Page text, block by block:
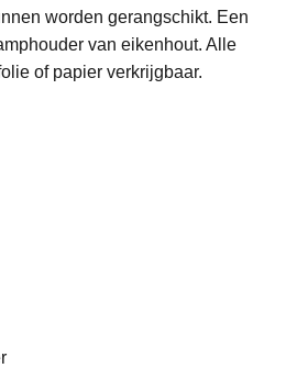
worden gerangschikt. Een
van eikenhout. Alle
of papier verkrijgbaar.